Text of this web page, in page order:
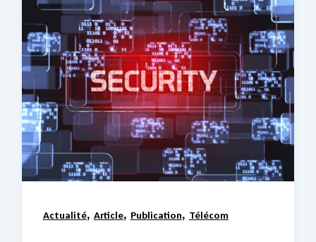
Actualité, Article, Publication, Télécom